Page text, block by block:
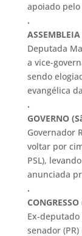
apoiado
.
Deputada
a vice-
sendo
evangélica
.
GOVERNO
Governador
voltar por
PSL),
anunciada
.
Ex-
senador